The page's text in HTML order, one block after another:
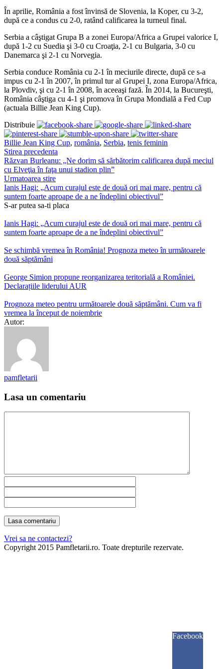
În aprilie, România a fost învinsă de Slovenia, la Koper, cu 3-2,
după ce a condus cu 2-0, ratând calificarea la turneul final.
Serbia a câştigat Grupa B a zonei Europa/Africa a Grupei valorice I,
după 1-2 cu Suedia şi 3-0 cu Croaţia, 2-1 cu Bulgaria, 3-0 cu
Danemarca şi 2-1 cu Norvegia.
Serbia conduce România cu 2-1 în meciurile directe, după ce s-a
impus cu 2-1 în 2007, în primul tur al Grupei I, zona Europa/Africa,
la Plovdiv, şi cu 2-1 în 2008, în aceeaşi fază. În 2014, la Bucureşti,
România câştiga cu 4-1 şi promova în Grupa Mondială a Fed Cup
(actuala Billie Jean King Cup).
Distribuie
Billie Jean King Cup, românia, Serbia, tenis feminin
Stirea precedenta
Răzvan Burleanu: „Ne dorim să sărbătorim calificarea după meciul
cu Elveţia în faţa unui stadion plin”
Urmatoarea stire
Ianis Hagi: „Acum curajul este de două ori mai mare, pentru că
suntem foarte aproape de a ne îndeplini obiectivul”
S-ar putea sa-ti placa
Ianis Hagi: „Acum curajul este de două ori mai mare, pentru că
suntem foarte aproape de a ne îndeplini obiectivul”
Se schimbă vremea în România! Prognoza meteo în următoarele
două săptămâni
George Simion propune reorganizarea teritorială a României.
Declarațiile liderului AUR
Prognoza meteo pentru următoarele două săptămâni. Cum va fi
vremea la început de noiembrie
Autor:
pamfletarii
Lasa un comentariu
Vrei sa ne contactezi?
Copyright 2015 Pamfletarii.ro. Toate drepturile rezervate.
Facebook